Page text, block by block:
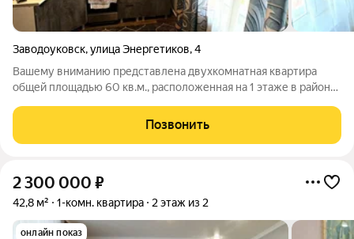
Заводоуковск,улица Энергетиков,4
Вашему вниманию представлена двухкомнатная квартира
общей площадью 60 кв.м., расположенная на 1 этаже в районе
косметический ремонт, комнаты все изолированы, санузел
раздельный, кроме того в квартире
Позвонить
2 300 000 ₽
42,8 м² 1-комн. квартира 2 этаж из 2
онлайн показ